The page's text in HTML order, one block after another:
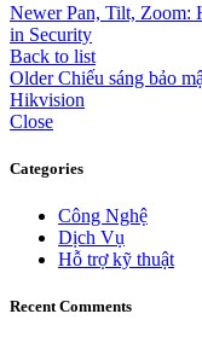
Newer Pan, Tilt, Zoom:
in Security
Back to list
Older Chiếu sáng bảo
Hikvision
Close
Categories
Công Nghệ
Dịch Vụ
Hỗ trợ kỹ thuật
Recent Comments